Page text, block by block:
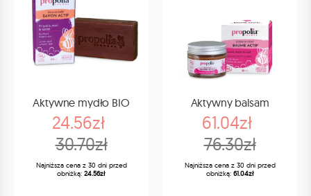
Aktywne mydło BIO
24.56zł
30.70zł
Najniższa cena z 30 dni przed
obniżką: 24.56zł
Aktywny balsam
61.04zł
76.30zł
Najniższa cena z 30 dni przed
obniżką: 61.04zł